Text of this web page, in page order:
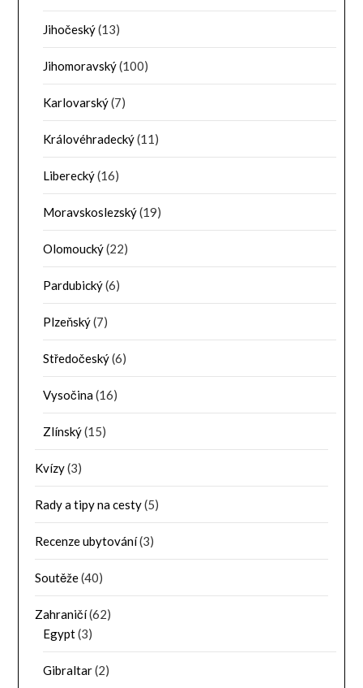
Jihočeský(13)
Jihomoravský(100)
Karlovarský(7)
Královéhradecký(11)
Liberecký(16)
Moravskoslezský(19)
Olomoucký(22)
Pardubický(6)
Plzeňský(7)
Středočeský(6)
Vysočina(16)
Zlínský(15)
Kvízy(3)
Rady a tipy na cesty(5)
Recenze ubytování(3)
Soutěže(40)
Zahraničí(62)
Egypt(3)
Gibraltar(2)